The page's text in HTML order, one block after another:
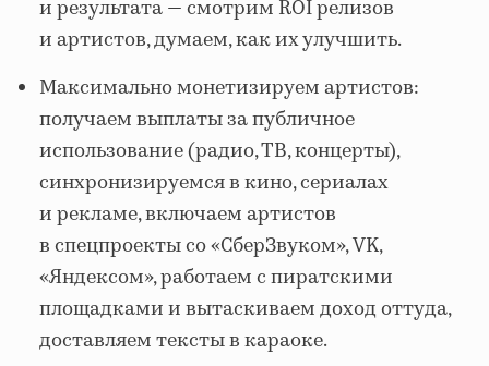
и результата — смотрим ROI релизов
и артистов, думаем, как их улучшить.
Максимально монетизируем артистов:
получаем выплаты за публичное
использование (радио, ТВ, концерты),
синхронизируемся в кино, сериалах
и рекламе, включаем артистов
в спецпроекты со «СберЗвуком», VK,
«Яндексом», работаем с пиратскими
площадками и вытаскиваем доход оттуда,
доставляем тексты в караоке.